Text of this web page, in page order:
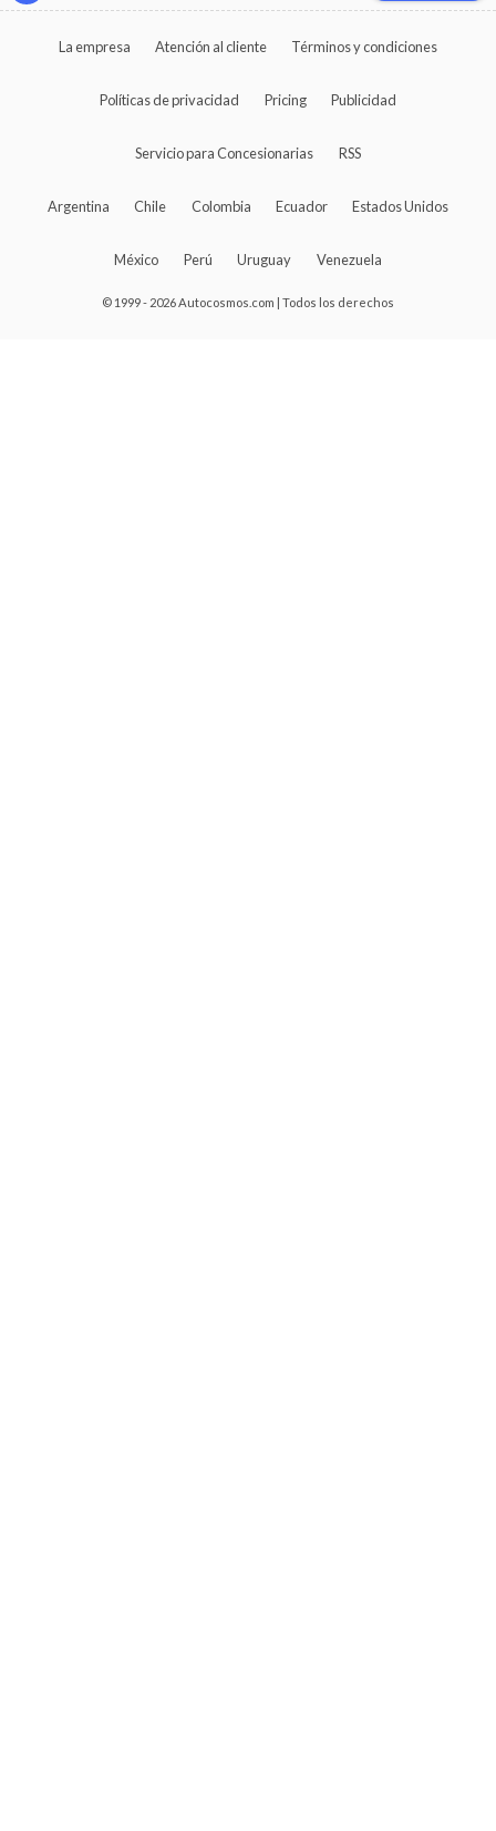
La empresa Atención al cliente Términos y condiciones
Políticas de privacidad Pricing Publicidad
Servicio para Concesionarias RSS
Argentina Chile Colombia Ecuador Estados Unidos
México Perú Uruguay Venezuela
© 1999 - 2026 Autocosmos.com | Todos los derechos